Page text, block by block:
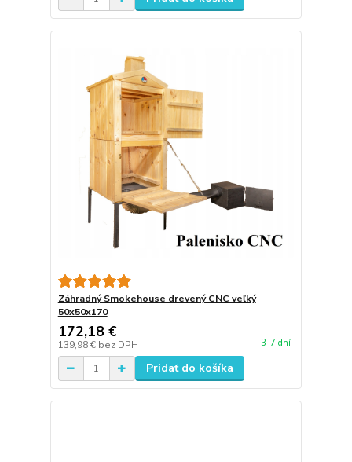
Záhradný Smokehouse drevený CNC veľký
50x50x170
172,18 €
139,98 € bez DPH 3-7 dní
Pridať do košíka